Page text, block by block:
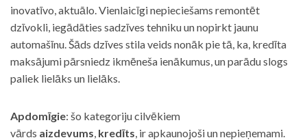
inovatīvo, aktuālo. Vienlaicīgi nepieciešams remontēt
dzīvokli, iegādāties sadzīves tehniku un nopirkt jaunu
automašīnu. Šāds dzīves stila veids nonāk pie tā, ka, kredīta
maksājumi pārsniedz ikmēneša ienākumus, un parādu slogs
paliek lielāks un lielāks.
Apdomīgie: šo kategoriju cilvēkiem
vārds aizdevums, kredīts, ir apkaunojoši un nepieņemami.